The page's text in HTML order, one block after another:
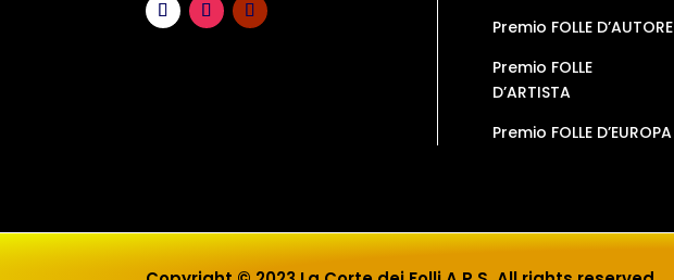
Premio FOLLE D’AUTORE
Premio FOLLE
D’ARTISTA
Premio FOLLE D’EUROPA